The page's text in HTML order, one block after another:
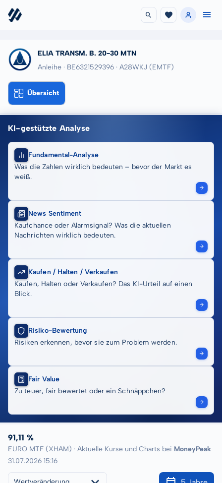
ELIA TRANSM. B. 20-30 MTN
Anleihe · BE6321529396 · A28WKJ (EMTF)
Übersicht
KI-gestützte Analyse
Fundamental-Analyse
Was die Zahlen wirklich bedeuten – bevor der Markt es
weiß.
News Sentiment
Kaufchance oder Alarmsignal? Was die aktuellen
Nachrichten wirklich bedeuten.
Kaufen / Halten / Verkaufen
Kaufen, Halten oder Verkaufen? Das KI-Urteil auf einen
Blick.
Risiko-Bewertung
Risiken erkennen, bevor sie zum Problem werden.
Fair Value
Zu teuer, fair bewertet oder ein Schnäppchen?
91,11 %
EURO MTF (XHAM) · Aktuelle Kurse und Charts bei MoneyPeak
31.07.2026 15:16